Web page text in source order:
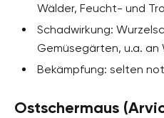
Wälder, Feucht- und
Schadwirkung:
Gemüsegärten, u.a. an
Bekämpfung: selten
Ostschermaus